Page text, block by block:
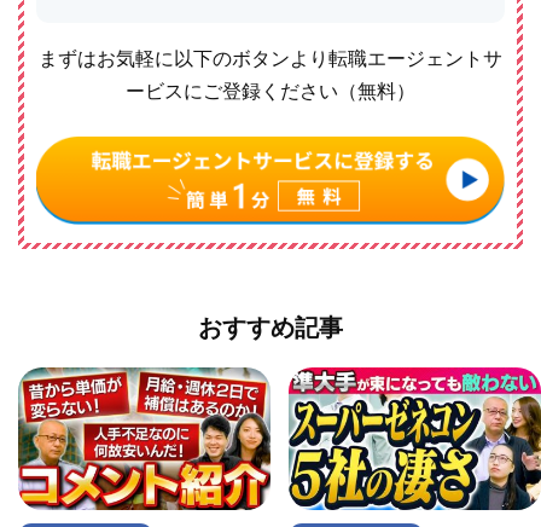
まずはお気軽に以下のボタンより転職エージェントサ
ービスにご登録ください（無料）
おすすめ記事